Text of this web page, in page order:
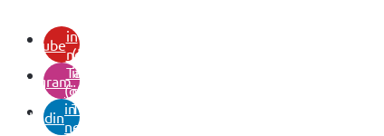
youtubein
neuem
Tab)
instagram
(öffnet
in
neuem
Tab)
linkedin
(öffnet
in
neuem